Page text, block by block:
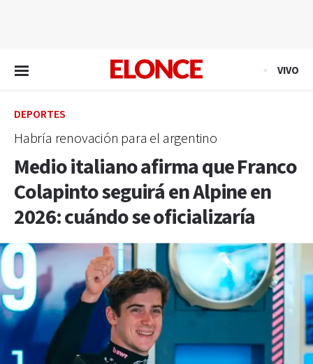
VIVO
DEPORTES
Habría renovación para el argentino
Medio italiano afirma que Franco
Colapinto seguirá en Alpine en
2026: cuándo se oficializaría